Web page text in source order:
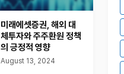
미래에셋증권, 해외 대
체투자와 주주환원 정책
의 긍정적 영향
August 13, 2024